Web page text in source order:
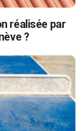
réalisée par
?